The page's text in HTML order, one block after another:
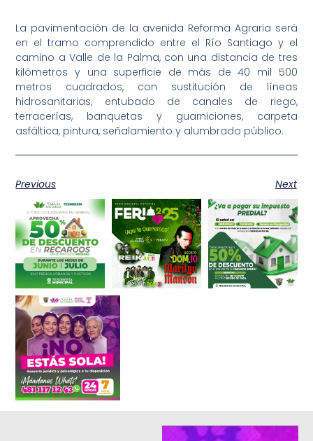
La pavimentación de la avenida Reforma Agraria será
en el tramo comprendido entre el Río Santiago y el
camino a Valle de la Palma, con una distancia de tres
kilómetros y una superficie de más de 40 mil 500
metros cuadrados, con sustitución de líneas
hidrosanitarias, entubado de canales de riego,
terracerías, banquetas y guarniciones, carpeta
asfáltica, pintura, señalamiento y alumbrado público.
Previous Next